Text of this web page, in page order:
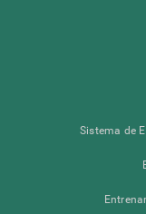
Sistema de